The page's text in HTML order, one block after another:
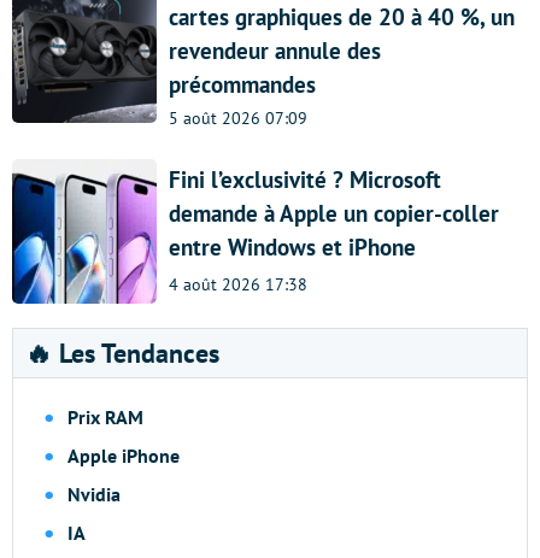
cartes graphiques de 20 à 40 %, un
revendeur annule des
précommandes
5 août 2026 07:09
Fini l’exclusivité ? Microsoft
demande à Apple un copier-coller
entre Windows et iPhone
4 août 2026 17:38
🔥 Les Tendances
Prix RAM
Apple iPhone
Nvidia
IA